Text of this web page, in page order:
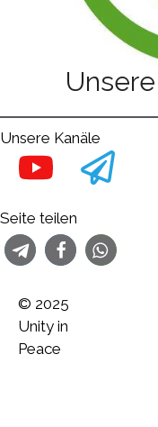
Unsere Kanäle
Seite teilen
© 2025
Unity in
Peace